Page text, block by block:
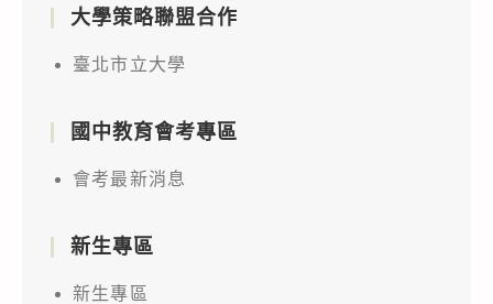
大學策略聯盟合作
臺北市立大學
國中教育會考專區
會考最新消息
新生專區
新生專區